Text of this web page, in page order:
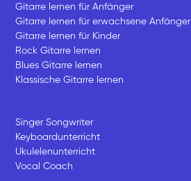
Gitarre lernen für Anfänger
Gitarre lernen für erwachsene Anfänger
Gitarre lernen für Kinder
Rock Gitarre lernen
Blues Gitarre lernen
Klassische Gitarre lernen
Singer Songwriter
Keyboardunterricht
Ukulelenunterricht
Vocal Coach